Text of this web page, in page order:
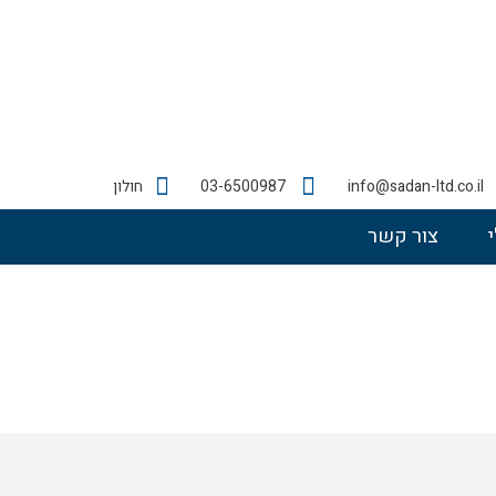
חולון info@sadan-ltd.co.il
צור קשר